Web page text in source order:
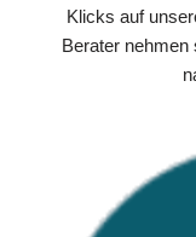
Klicks auf
Berater nehmen